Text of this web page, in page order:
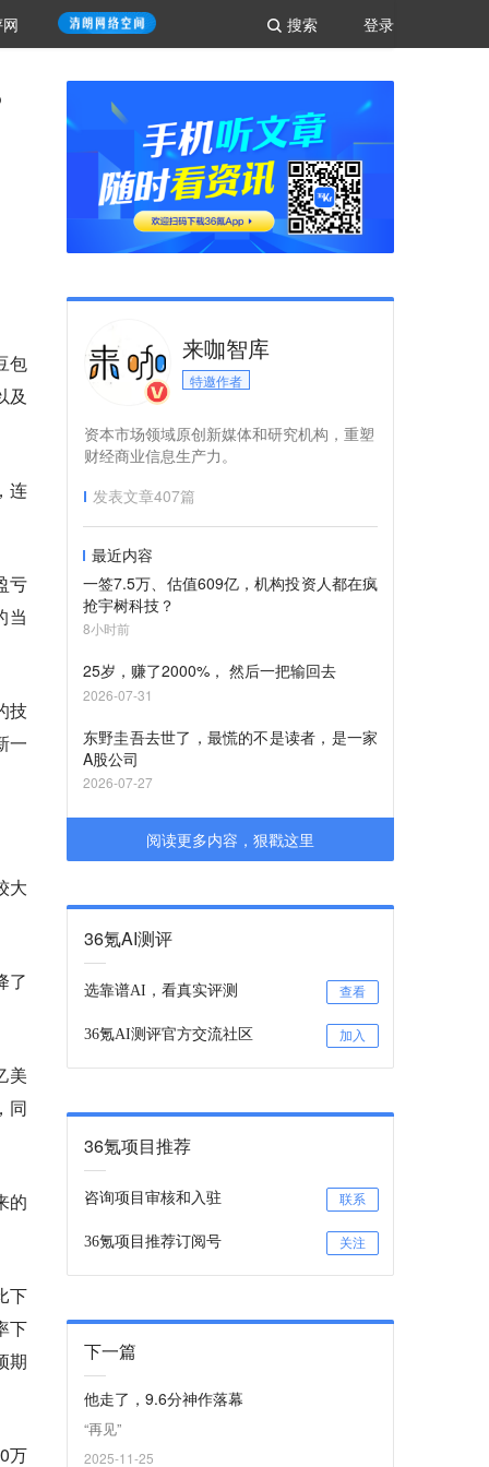
登录
搜索
包
及
连
亏
当
技
一
大
了
美
同
的
下
下
期
万
来咖智库
特邀作者
资本市场领域原创新媒体和研究机构，重塑
财经商业信息生产力。
发表文章407篇
最近内容
一签7.5万、估值609亿，机构投资人都在疯
抢宇树科技？
8小时前
25岁，赚了2000%， 然后一把输回去
2026-07-31
东野圭吾去世了，最慌的不是读者，是一家
A股公司
2026-07-27
阅读更多内容，狠戳这里
36氪AI测评
选靠谱AI，看真实评测 查看
36氪AI测评官方交流社区 加入
36氪项目推荐
咨询项目审核和入驻 联系
36氪项目推荐订阅号 关注
下一篇
他走了，9.6分神作落幕
“再见”
2025-11-25